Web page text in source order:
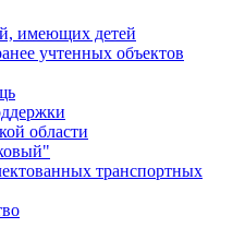
имеющих детей
учтенных объектов
области
транспортных